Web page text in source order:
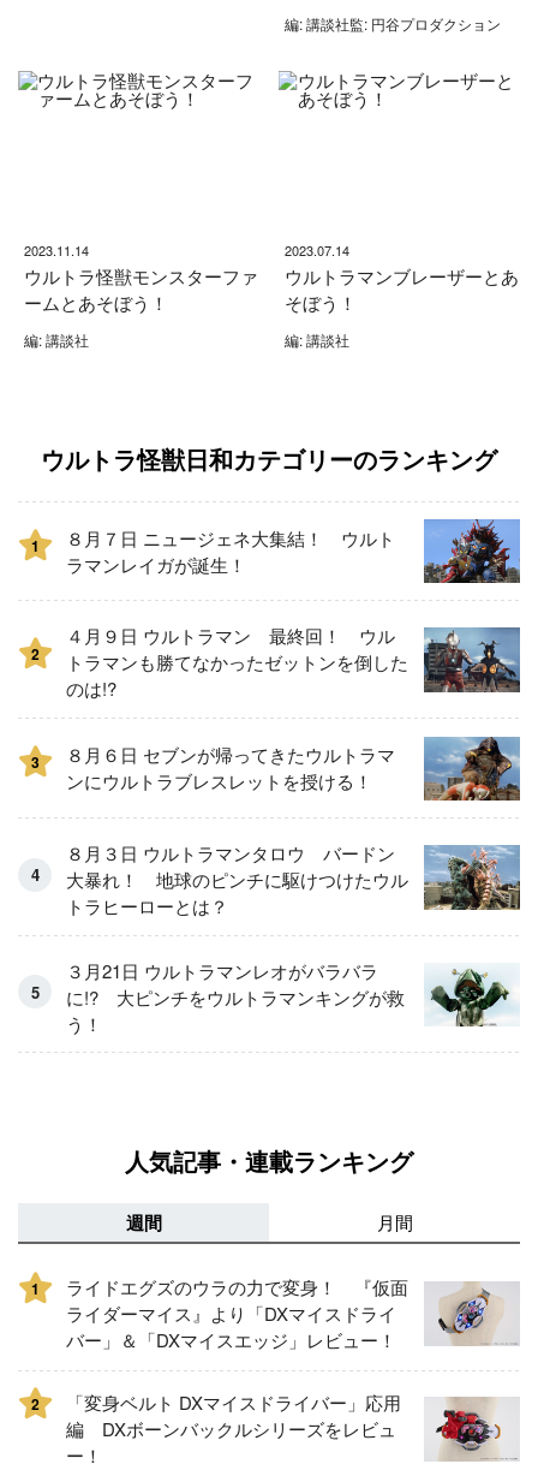
編: 講談社監: 円谷プロダクション
2023.11.14
ウルトラ怪獣モンスターファ
ームとあそぼう！
編: 講談社
2023.07.14
ウルトラマンブレーザーとあ
そぼう！
編: 講談社
ウルトラ怪獣日和カテゴリーのランキング
1
８月７日 ニュージェネ大集結！ ウルト
ラマンレイガが誕生！
2
４月９日 ウルトラマン 最終回！ ウル
トラマンも勝てなかったゼットンを倒した
のは!?
3
８月６日 セブンが帰ってきたウルトラマ
ンにウルトラブレスレットを授ける！
８月３日 ウルトラマンタロウ バードン
大暴れ！ 地球のピンチに駆けつけたウル
トラヒーローとは？
３月21日 ウルトラマンレオがバラバラ
に!? 大ピンチをウルトラマンキングが救
う！
人気記事・連載ランキング
週間 月間
1
ライドエグズのウラの力で変身！ 『仮面
ライダーマイス』より「DXマイスドライ
バー」＆「DXマイスエッジ」レビュー！
2
「変身ベルト DXマイスドライバー」応用
編 DXボーンバックルシリーズをレビュ
ー！